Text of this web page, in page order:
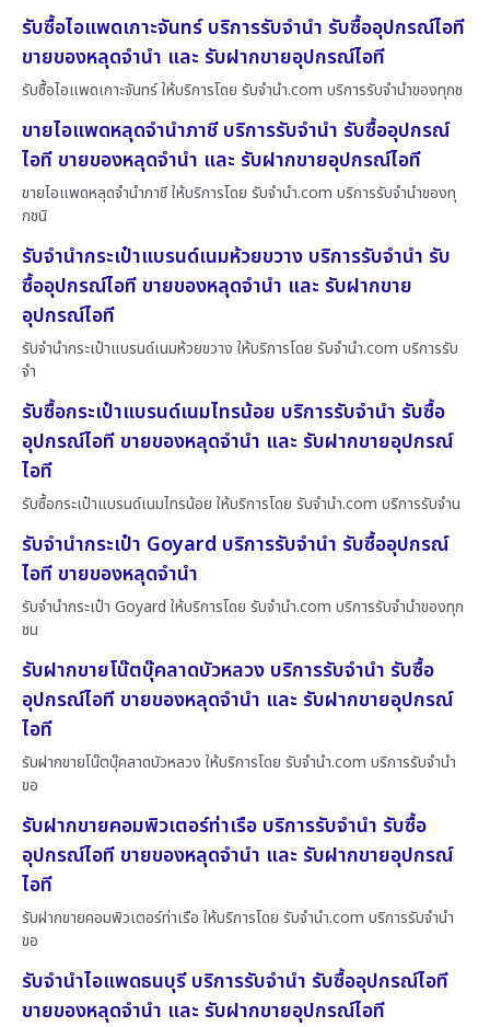
รับซื้อไอแพดเกาะจันทร์ บริการรับจำนำ รับซื้ออุปกรณ์ไอที
ขายของหลุดจำนำ และ รับฝากขายอุปกรณ์ไอที
รับซื้อไอแพดเกาะจันทร์ ให้บริการโดย รับจํานํา.com บริการรับจำนำของทุกช
ขายไอแพดหลุดจำนำภาชี บริการรับจำนำ รับซื้ออุปกรณ์
ไอที ขายของหลุดจำนำ และ รับฝากขายอุปกรณ์ไอที
ขายไอแพดหลุดจำนำภาชี ให้บริการโดย รับจํานํา.com บริการรับจำนำของทุ
กชนิ
รับจำนำกระเป๋าแบรนด์เนมห้วยขวาง บริการรับจำนำ รับ
ซื้ออุปกรณ์ไอที ขายของหลุดจำนำ และ รับฝากขาย
อุปกรณ์ไอที
รับจำนำกระเป๋าแบรนด์เนมห้วยขวาง ให้บริการโดย รับจํานํา.com บริการรับ
จำ
รับซื้อกระเป๋าแบรนด์เนมไทรน้อย บริการรับจำนำ รับซื้อ
อุปกรณ์ไอที ขายของหลุดจำนำ และ รับฝากขายอุปกรณ์
ไอที
รับซื้อกระเป๋าแบรนด์เนมไทรน้อย ให้บริการโดย รับจํานํา.com บริการรับจำน
รับจำนำกระเป๋า Goyard บริการรับจำนำ รับซื้ออุปกรณ์
ไอที ขายของหลุดจำนำ
รับจำนำกระเป๋า Goyard ให้บริการโดย รับจํานํา.com บริการรับจำนำของทุก
ชน
รับฝากขายโน๊ตบุ๊คลาดบัวหลวง บริการรับจำนำ รับซื้อ
อุปกรณ์ไอที ขายของหลุดจำนำ และ รับฝากขายอุปกรณ์
ไอที
รับฝากขายโน๊ตบุ๊คลาดบัวหลวง ให้บริการโดย รับจํานํา.com บริการรับจำนำ
ขอ
รับฝากขายคอมพิวเตอร์ท่าเรือ บริการรับจำนำ รับซื้อ
อุปกรณ์ไอที ขายของหลุดจำนำ และ รับฝากขายอุปกรณ์
ไอที
รับฝากขายคอมพิวเตอร์ท่าเรือ ให้บริการโดย รับจํานํา.com บริการรับจำนำ
ขอ
รับจำนำไอแพดธนบุรี บริการรับจำนำ รับซื้ออุปกรณ์ไอที
ขายของหลุดจำนำ และ รับฝากขายอุปกรณ์ไอที